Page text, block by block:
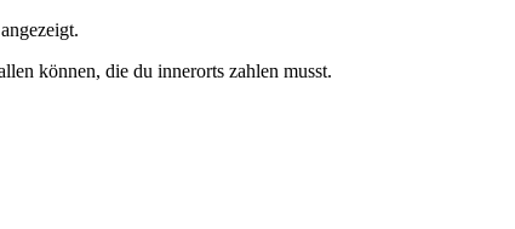
können, die du innerorts zahlen musst.